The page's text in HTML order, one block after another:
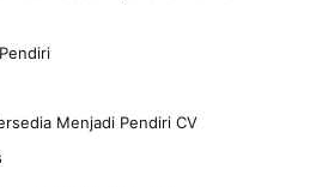
Menjadi Pendiri CV